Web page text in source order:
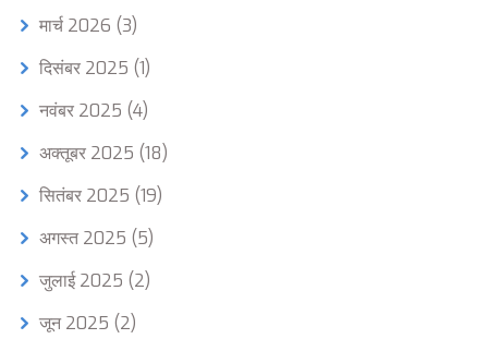
मार्च 2026 (3)
दिसंबर 2025 (1)
नवंबर 2025 (4)
अक्तूबर 2025 (18)
सितंबर 2025 (19)
अगस्त 2025 (5)
जुलाई 2025 (2)
जून 2025 (2)